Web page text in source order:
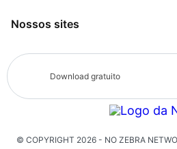
Download gratuito
Sobre
Contato
Política de Privacidade
Solicitação de Exclusão de Dados
Nossos sites
TecMundo
Click Jogos
© COPYRIGHT 2026- NO ZEBRA